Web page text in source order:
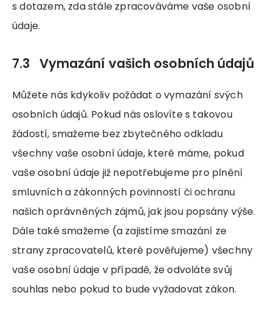
s dotazem, zda stále zpracováváme vaše osobní
údaje.
7.3 Vymazání vašich osobních údajů
Můžete nás kdykoliv požádat o vymazání svých
osobních údajů. Pokud nás oslovíte s takovou
žádostí, smažeme bez zbytečného odkladu
všechny vaše osobní údaje, které máme, pokud
vaše osobní údaje již nepotřebujeme pro plnění
smluvních a zákonných povinností či ochranu
našich oprávněných zájmů, jak jsou popsány výše.
Dále také smažeme (a zajistíme smazání ze
strany zpracovatelů, které pověřujeme) všechny
vaše osobní údaje v případě, že odvoláte svůj
souhlas nebo pokud to bude vyžadovat zákon.